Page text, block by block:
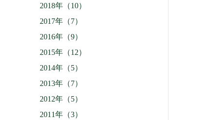
2018年（10）
2017年（7）
2016年（9）
2015年（12）
2014年（5）
2013年（7）
2012年（5）
2011年（3）